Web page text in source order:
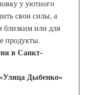
у уютного
свои силы, а
близким или для
продукты.
в Санкт-
Дыбенко»